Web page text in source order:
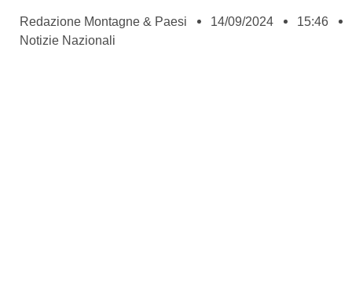
Redazione Montagne & Paesi 14/09/2024
15:46
Notizie Nazionali